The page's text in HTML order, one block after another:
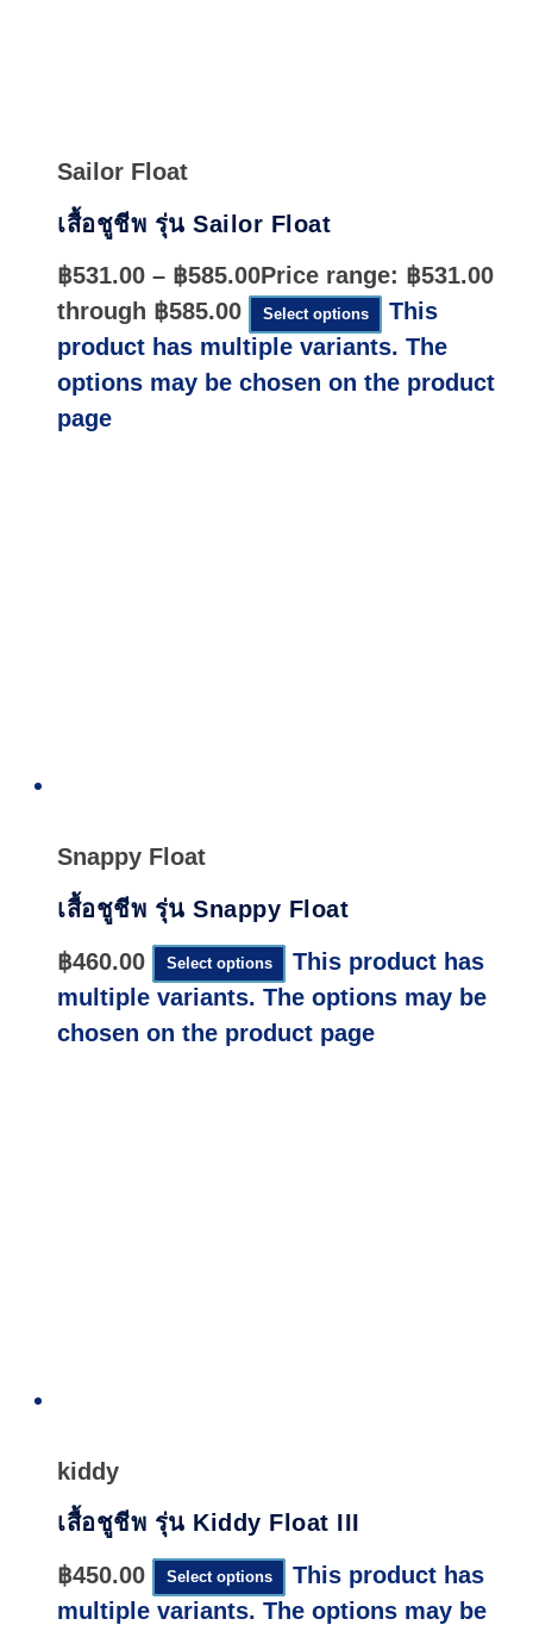
Sailor Float
เสื้อชูชีพ รุ่น Sailor Float
฿531.00 – ฿585.00Price range: ฿531.00
through ฿585.00
Select options
This
product has multiple variants. The
options may be chosen on the product
page
Snappy Float
เสื้อชูชีพ รุ่น Snappy Float
฿460.00 Select options
This product has
multiple variants. The options may be
chosen on the product page
kiddy
เสื้อชูชีพ รุ่น Kiddy Float III
฿450.00 Select options
This product has
multiple variants. The options may be